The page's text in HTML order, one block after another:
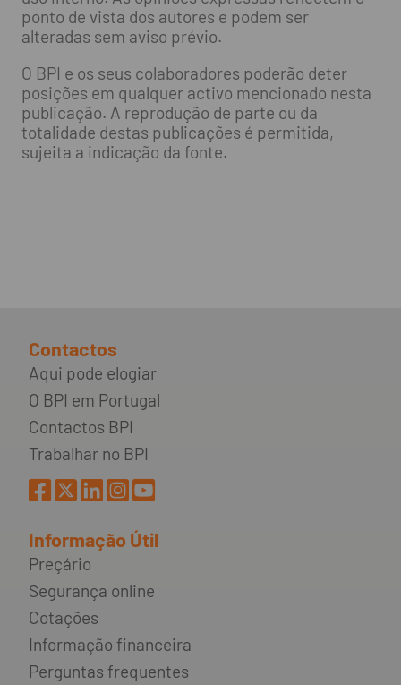
ponto de vista dos autores e podem ser
alteradas sem aviso prévio.
O BPI e os seus colaboradores poderão deter
posições em qualquer activo mencionado nesta
publicação. A reprodução de parte ou da
totalidade destas publicações é permitida,
sujeita a indicação da fonte.
Contactos
Aqui pode elogiar
O BPI em Portugal
Contactos BPI
Trabalhar no BPI
Informação Útil
Preçário
Segurança online
Cotações
Informação financeira
Perguntas frequentes